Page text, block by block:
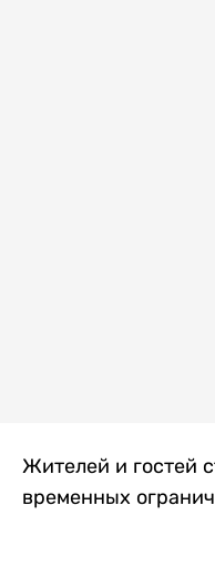
Жителей и гостей
временных